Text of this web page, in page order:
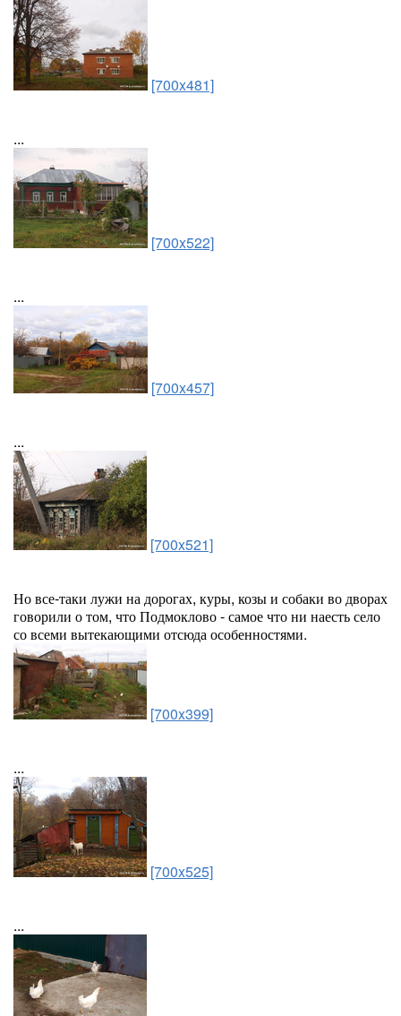
[700x481]
...
[700x522]
...
[700x457]
...
[700x521]
Но все-таки лужи на дорогах, куры, козы и собаки во дворах
говорили о том, что Подмоклово - самое что ни наесть село
со всеми вытекающими отсюда особенностями.
[700x399]
...
[700x525]
...